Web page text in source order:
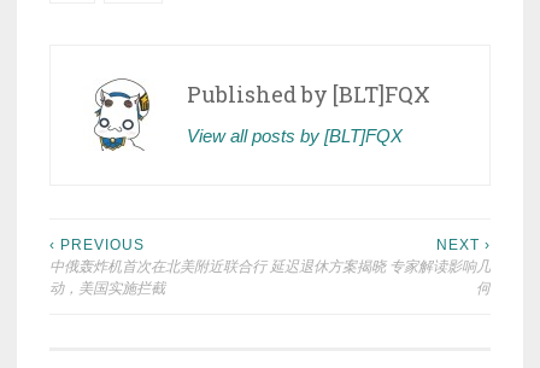
Published by [BLT]FQX
View all posts by [BLT]FQX
Post
navigation
‹ PREVIOUS
中俄轰炸机首次在北美附近联合行
动，美国实施拦截
NEXT ›
延迟退休方案揭晓 专家解读影响几
何